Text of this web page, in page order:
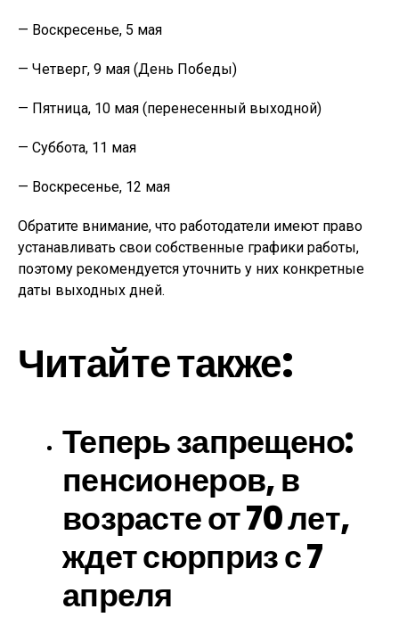
— Воскресенье, 5 мая
— Четверг, 9 мая (День Победы)
— Пятница, 10 мая (перенесенный выходной)
— Суббота, 11 мая
— Воскресенье, 12 мая
Обратите внимание, что работодатели имеют право
устанавливать свои собственные графики работы,
поэтому рекомендуется уточнить у них конкретные
даты выходных дней.
Читайте также:
Теперь запрещено:
пенсионеров, в
возрасте от 70 лет,
ждет сюрприз с 7
апреля